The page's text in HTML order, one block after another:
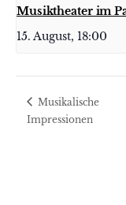
Musiktheater im
15. August, 18:00
Musikalische
Impressionen